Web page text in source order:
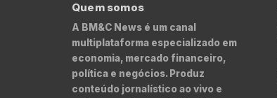
Quem somos
A BM&C News é um canal
multiplataforma especializado em
economia, mercado financeiro,
política e negócios. Produz
conteúdo jornalístico ao vivo e